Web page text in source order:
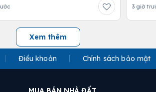
3 giờ
Xem thêm
Điều khoản Chính sách bảo mật